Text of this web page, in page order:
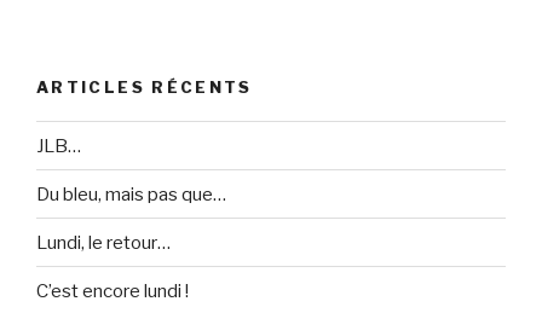
ARTICLES RÉCENTS
JLB…
Du bleu, mais pas que…
Lundi, le retour…
C’est encore lundi !